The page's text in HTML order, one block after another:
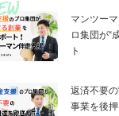
マンツー
ロ集団が“
ト
返済不要
事業を後